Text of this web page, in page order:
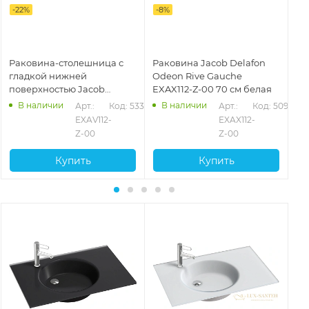
-22%
Раковина-столешница с
гладкой нижней
поверхностью Jacob
Delafon Odeon Rive Gauche
EXAV112-Z-00 90 см
В наличии
Арт.:
EXAV112-
Z-00
Код: 53354
Купить
-8%
Раковина Jacob Delafon
Odeon Rive Gauche
EXAX112-Z-00 70 см белая
В наличии
Арт.:
EXAX112-
Z-00
Код: 50992
Купить